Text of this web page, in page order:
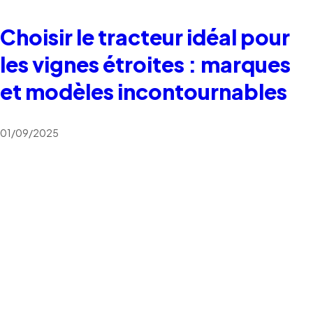
Choisir le tracteur idéal pour
les vignes étroites : marques
et modèles incontournables
01/09/2025